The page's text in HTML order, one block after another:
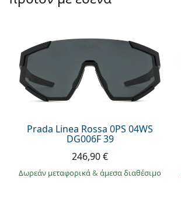
Persol
Όλες οι μάρκες
Prada Linea Rossa 0PS 04WS
DG006F 39
246,90 €
Δωρεάν μεταφορικά& άμεσα διαθέσιμο